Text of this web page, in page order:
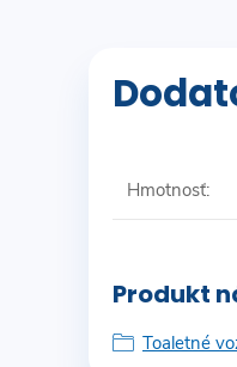
Hmotnosť:
Produkt
Toaletné